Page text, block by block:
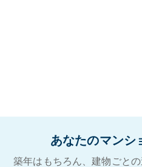
あなたのマンシ
築年はもちろん、建物ごと